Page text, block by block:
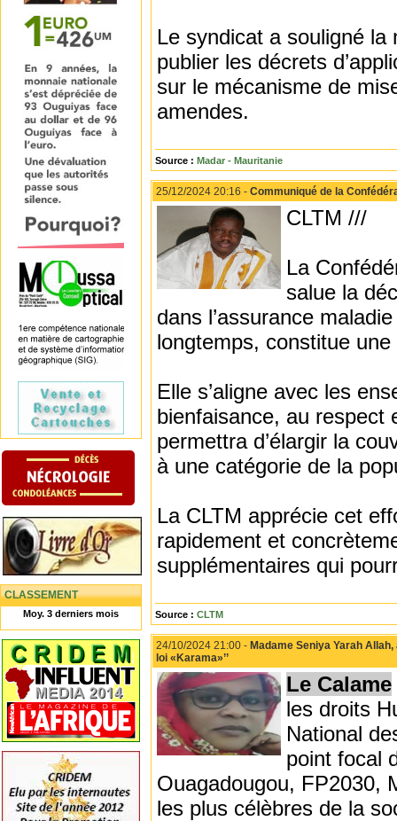
CLASSEMENT
Moy. 3 derniers mois
Le syndicat a souligné
publier les décrets
sur le mécanisme de
amendes.
Source : Madar - Mauritanie
25/12/2024 20:16 - Communiqué de la
CLTM ///
La
salue la
dans l’assurance
longtemps, constitue
Elle s’aligne avec les
bienfaisance, au respect
permettra d’élargir la
à une catégorie de la
La CLTM apprécie cet
rapidement et
supplémentaires qui
Source : CLTM
24/10/2024 21:00 - Madame Seniya Yarah
loi «Karama»’’
Le Calame
les droits
National
point focal
Ouagadougou, FP2030,
les plus célèbres de la